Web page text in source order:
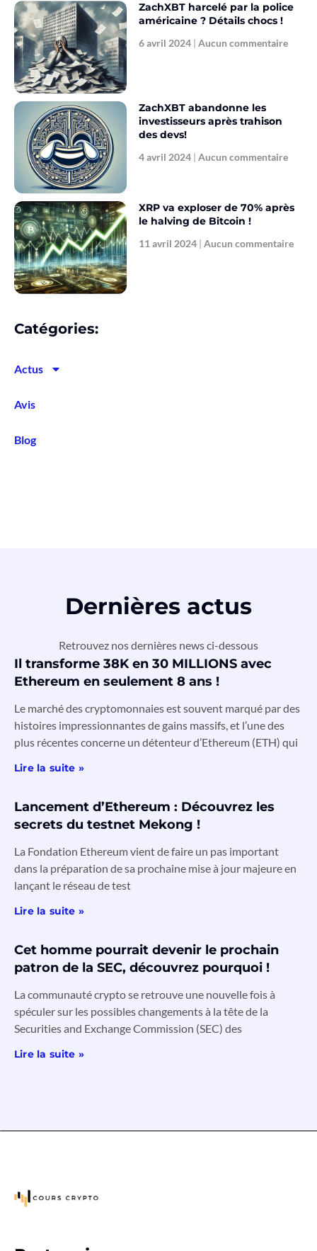
ZachXBT harcelé par la police
américaine ? Détails chocs !
6 avril 2024 Aucun commentaire
ZachXBT abandonne les
investisseurs après trahison
des devs!
4 avril 2024 Aucun commentaire
XRP va exploser de 70% après
le halving de Bitcoin !
11 avril 2024 Aucun commentaire
Catégories:
Actus
Avis
Blog
Dernières actus
Retrouvez nos dernières news ci-dessous
Il transforme 38K en 30 MILLIONS avec
Ethereum en seulement 8 ans !
Le marché des cryptomonnaies est souvent marqué par des
histoires impressionnantes de gains massifs, et l’une des
plus récentes concerne un détenteur d’Ethereum (ETH) qui
Lire la suite »
Lancement d’Ethereum : Découvrez les
secrets du testnet Mekong !
La Fondation Ethereum vient de faire un pas important
dans la préparation de sa prochaine mise à jour majeure en
lançant le réseau de test
Lire la suite »
Cet homme pourrait devenir le prochain
patron de la SEC, découvrez pourquoi !
La communauté crypto se retrouve une nouvelle fois à
spéculer sur les possibles changements à la tête de la
Securities and Exchange Commission (SEC) des
Lire la suite »